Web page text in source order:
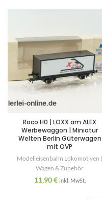
Roco H0 | LOXX am ALEX
Werbewaggon | Miniatur
Welten Berlin Güterwagen
mit OVP
Modelleisenbahn Lokomotiven |
Wagen & Zubehör
11,90€ inkl. MwSt.